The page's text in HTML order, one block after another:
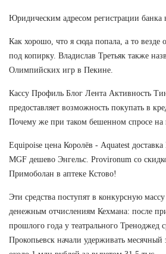
Юридическим адресом регистрации банка
Как хорошо, что я сюда попала, а то везде
под копирку. Владислав Третьяк также
Олимпийских игр в Пекине.
Кассу Профиль Блог Лента Активность
предоставляет возможность покупать в
Почему же при таком бешенном спросе на
Equipoise цена Королёв - Aquatest
MGF дешево Энгельс. Provironum со
Примоболан в аптеке Кстово!
Эти средства поступят в конкурсную
денежным отчислениям Кехмана: после
прошлого года у театрального Треноджед
Прокопьевск начали удерживать месячный